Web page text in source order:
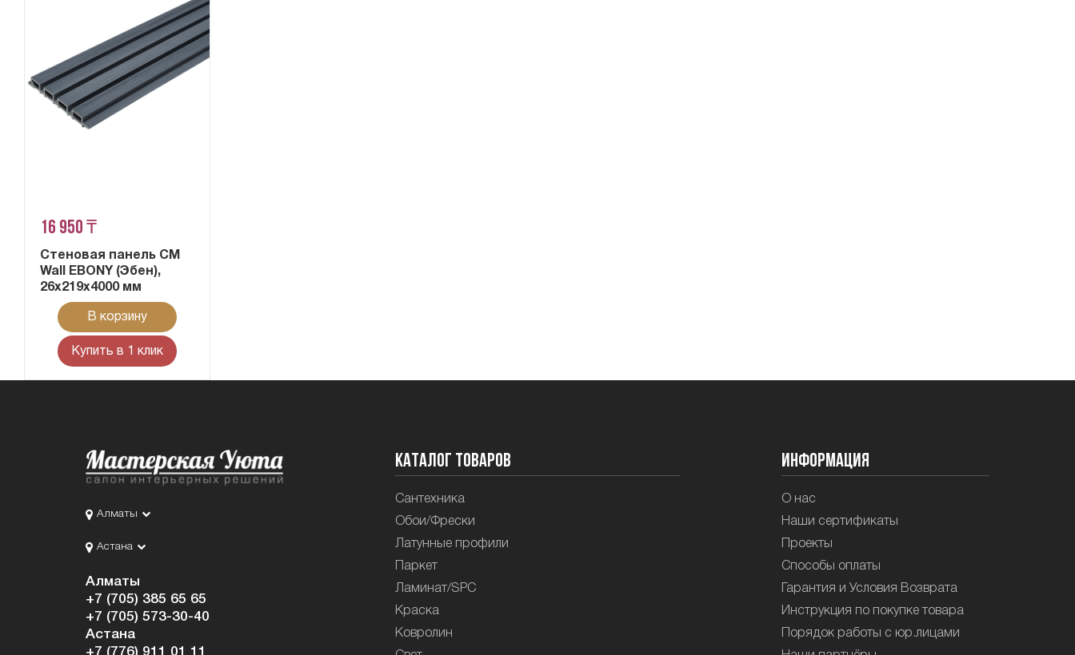
16 950 ₸
Стеновая панель CM
Wall EBONY (Эбен),
26x219x4000 мм
В корзину
Купить в 1 клик
Алматы
Астана
Алматы
+7 (705) 385 65 65
+7 (705) 573-30-40
Астана
+7 (776) 911 01 11
Каталог товаров
Сантехника
Обои/Фрески
Латунные профили
Паркет
Ламинат/SPC
Краска
Ковролин
Информация
О нас
Наши сертификаты
Проекты
Способы оплаты
Гарантия и Условия Возврата
Инструкция по покупке товара
Порядок работы с юр.лицами